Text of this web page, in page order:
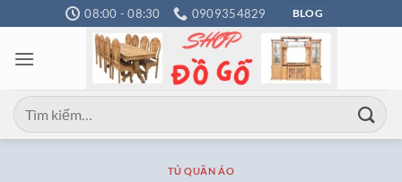
qua
nội
08:00 - 08:30 0909354829 BLOG
Tìm
kiếm:
TỦ QUẦN ÁO